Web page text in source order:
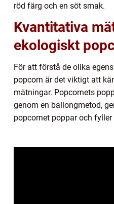
röd färg och en söt smak.
Kvantitativa
ekologiskt
För att förstå de olika
popcorn är det viktigt att
mätningar. Popcornets
genom en ballongmetod,
popcornet poppar och